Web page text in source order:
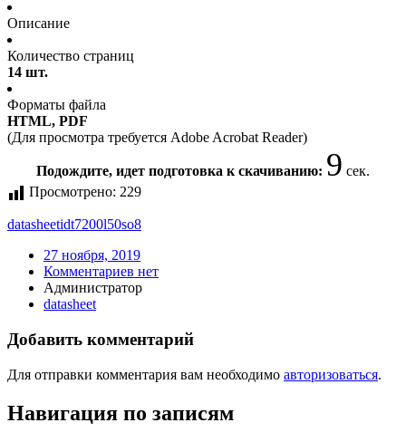
Описание
Количество страниц
14 шт.
Форматы файла
HTML, PDF
(Для просмотра требуется Adobe Acrobat Reader)
Подождите, идет подготовка к скачиванию: 9 сек.
Просмотрено: 229
datasheetidt7200l50so8
27 ноября, 2019
Комментариев нет
Администратор
datasheet
Добавить комментарий
Для отправки комментария вам необходимо авторизоваться.
Навигация по записям